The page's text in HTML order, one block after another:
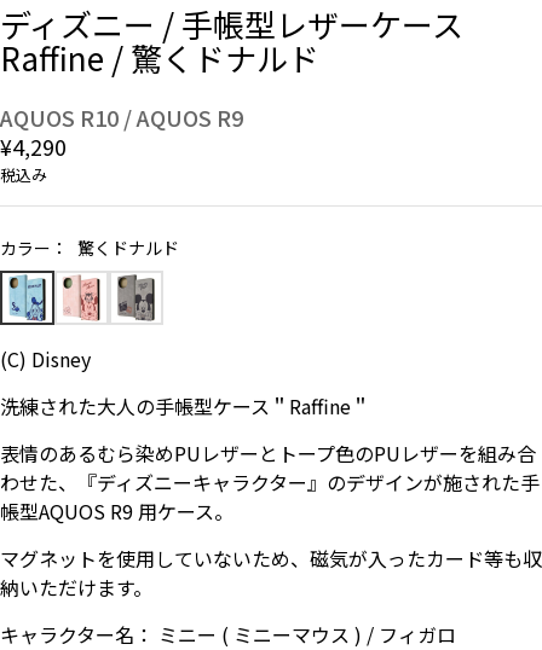
事業内容
会社概要
よくある質問
お問い合わせ（一般の皆様）
お問い合わせ（企業様）
ディズニー / 手帳型レザーケース
Raffine / 驚くドナルド
AQUOS R10 / AQUOS R9
¥4,290
税込み
カラー： 驚くドナルド
(C) Disney
洗練された大人の手帳型ケース＂Raffine＂
表情のあるむら染めPUレザーとトープ色のPUレザーを組み合
わせた、『ディズニーキャラクター』のデザインが施された手
帳型AQUOS R9 用ケース。
マグネットを使用していないため、磁気が入ったカード等も収
納いただけます。
キャラクター名： ミニー ( ミニーマウス ) / フィガロ